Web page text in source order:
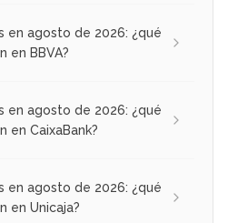
en agosto de 2026: ¿qué
en BBVA?
en agosto de 2026: ¿qué
en CaixaBank?
en agosto de 2026: ¿qué
en Unicaja?